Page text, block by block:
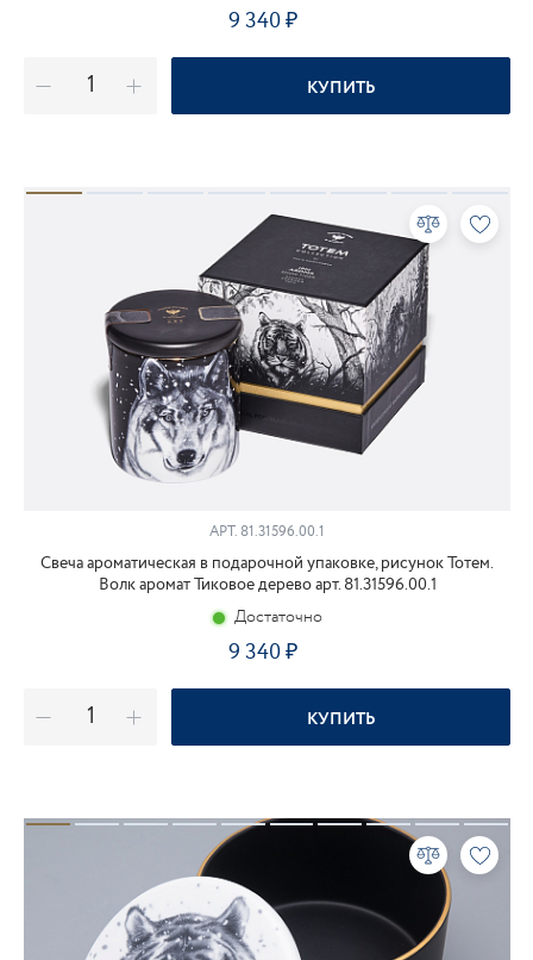
9 340
КУПИТЬ
АРТ. 81.31596.00.1
Свеча ароматическая в подарочной упаковке, рисунок Тотем.
Волк аромат Тиковое дерево арт. 81.31596.00.1
Достаточно
9 340
КУПИТЬ